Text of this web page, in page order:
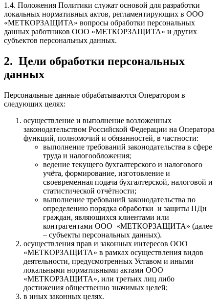
1.4. Положения Политики служат основой для разработки
локальных нормативных актов, регламентирующих в ООО
«МЕТКОРЗАЩИТА» вопросы обработки персональных
данных работников ООО «МЕТКОРЗАЩИТА» и других
субъектов персональных данных.
2. Цели обработки персональных
данных
Персональные данные обрабатываются Оператором в
следующих целях:
осуществление и выполнение возложенных
законодательством Российской Федерации на Оператора
функций, полномочий и обязанностей, в частности:
выполнение требований законодательства в сфере
труда и налогообложения;
ведение текущего бухгалтерского и налогового
учёта, формирование, изготовление и
своевременная подача бухгалтерской, налоговой и
статистической отчётности;
выполнение требований законодательства по
определению порядка обработки и защиты ПДн
граждан, являющихся клиентами или
контрагентами ООО «МЕТКОРЗАЩИТА» (далее
– субъекты персональных данных).
осуществления прав и законных интересов ООО
«МЕТКОРЗАЩИТА» в рамках осуществления видов
деятельности, предусмотренных Уставом и иными
локальными нормативными актами ООО
«МЕТКОРЗАЩИТА», или третьих лиц либо
достижения общественно значимых целей;
в иных законных целях.